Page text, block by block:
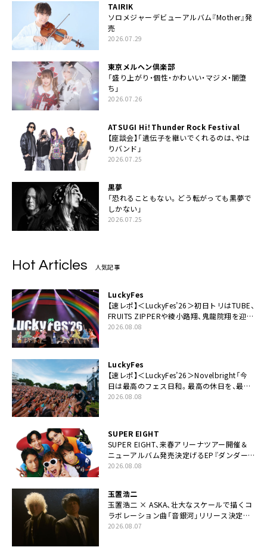
TAIRIK
ソロメジャーデビューアルバム『Mother』発
売
2026.07.29
東京メルヘン倶楽部
「盛り上がり・個性・かわいい・マジメ・闇堕
ち」
2026.07.26
ATSUGI Hi！Thunder Rock Festival
【座談会】「遺伝子を継いでくれるのは、やは
りバンド」
2026.07.25
黒夢
「恐れることもない。どう転がっても黒夢で
しかない」
2026.07.25
Hot Articles 人気記事
LuckyFes
【速レポ】＜LuckyFes’26＞初日トリはTUBE、
FRUITS ZIPPERや綾小路翔、鬼龍院翔を迎え
た豪華コラボも「知ってたらぜひ一緒に歌っ
2026.08.08
LuckyFes
【速レポ】＜LuckyFes’26＞Novelbright「今
日は最高のフェス日和。最高の休日を、最高
の夏休みを作っていきたい」
2026.08.08
SUPER EIGHT
SUPER EIGHT、来春アリーナツアー開催＆
ニューアルバム発売決定げるEP『ダンダー
ラ』本日リリース
2026.08.08
玉置浩二
玉置浩二 × ASKA、壮大なスケールで描くコ
ラボレーション曲「音銀河」リリース決定。
カップリングには新曲「命の宿り」収録も
2026.08.07